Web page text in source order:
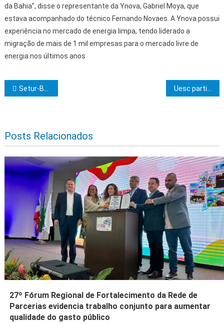
da Bahia”, disse o representante da Ynova, Gabriel Moya, que
estava acompanhado do técnico Fernando Novaes. A Ynova possui
experiência no mercado de energia limpa, tendo liderado a
migração de mais de 1 mil empresas para o mercado livre de
energia nos últimos anos
Navegação de Post
Setur-BA fomenta turismo esportivo Uesc participa de Assembleia e Seminário do GCUB
Posts Relacionados
27º Fórum Regional de Fortalecimento da Rede de
Parcerias evidencia trabalho conjunto para aumentar
qualidade do gasto público